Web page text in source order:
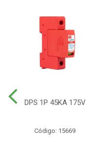
DPS 1P 45KA 175V
Código: 15669